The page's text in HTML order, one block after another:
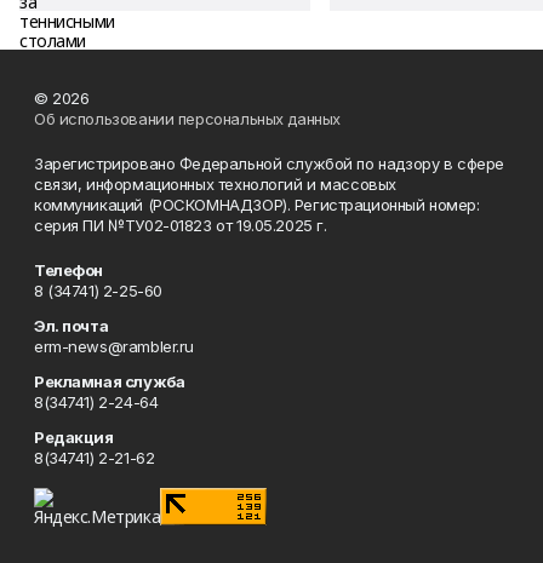
© 2026
Об использовании персональных данных
Зарегистрировано Федеральной службой по надзору в сфере
связи, информационных технологий и массовых
коммуникаций (РОСКОМНАДЗОР). Регистрационный номер:
серия ПИ №ТУ02-01823 от 19.05.2025 г.
Телефон
8 (34741) 2-25-60
Эл. почта
erm-news@rambler.ru
Рекламная служба
8(34741) 2-24-64
Редакция
8(34741) 2-21-62